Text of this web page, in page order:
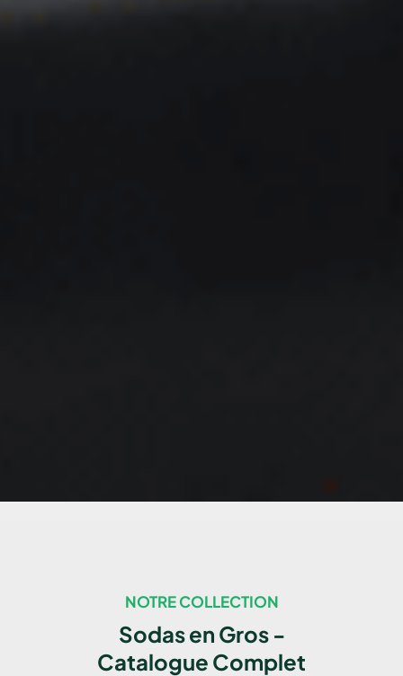
NOTRE COLLECTION
Sodas en Gros -
Catalogue Complet